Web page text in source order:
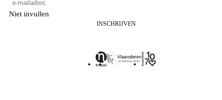
Niet invullen
INSCHRIJVEN